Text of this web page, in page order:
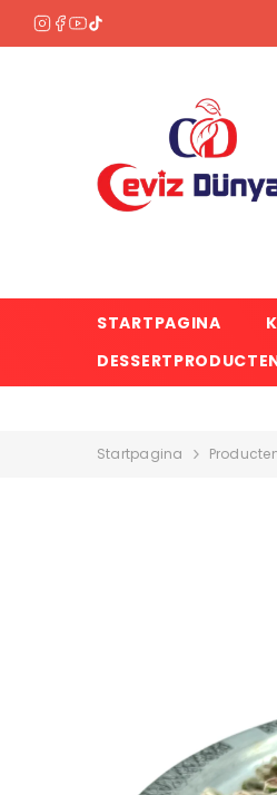
STARTPAGINA
Startpagina